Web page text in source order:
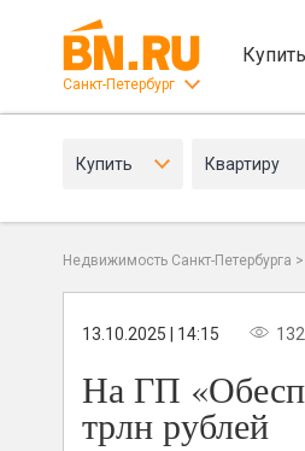
Санкт-Петербург
Купить
Купить Квартиру
Недвижимость Санкт-Петербурга >
13.10.2025 | 14:15
На ГП
трлн рублей